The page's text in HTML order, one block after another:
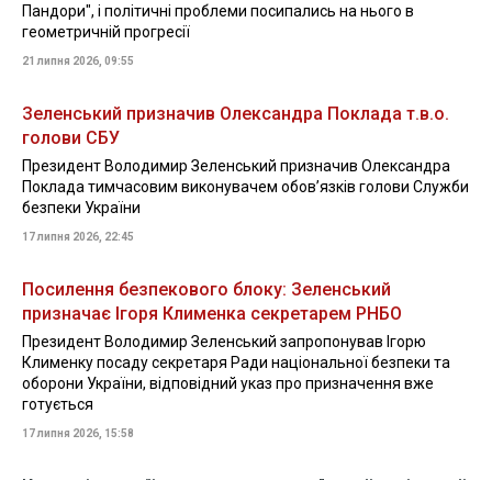
Пандори", і політичні проблеми посипались на нього в
геометричній прогресії
21 липня 2026, 09:55
Зеленський призначив Олександра Поклада т.в.о.
голови СБУ
Президент Володимир Зеленський призначив Олександра
Поклада тимчасовим виконувачем обов’язків голови Служби
безпеки України
17 липня 2026, 22:45
Посилення безпекового блоку: Зеленський
призначає Ігоря Клименка секретарем РНБО
Президент Володимир Зеленський запропонував Ігорю
Клименку посаду секретаря Ради національної безпеки та
оборони України, відповідний указ про призначення вже
готується
17 липня 2026, 15:58